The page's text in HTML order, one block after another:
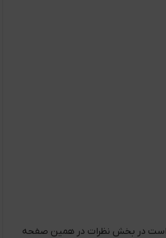
است در بخش نظرات در همین صفحه